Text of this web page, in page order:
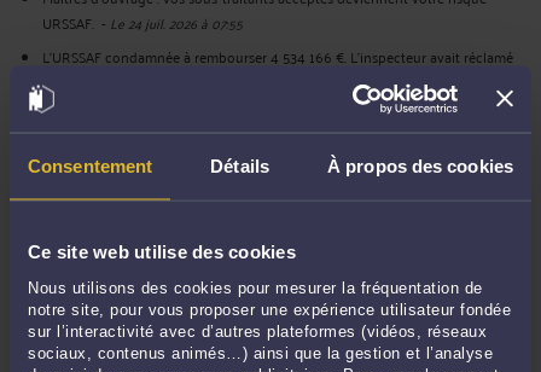
Consentement Détails À propos des cookies
Ce site web utilise des cookies
Nous utilisons des cookies pour mesurer la fréquentation de
notre site, pour vous proposer une expérience utilisateur fondée
sur l’interactivité avec d’autres plateformes (vidéos, réseaux
sociaux, contenus animés…) ainsi que la gestion et l’analyse
URSSAF. - Le 24 juil. 2026 à 07:55
L'URSSAF condamnée à rembourser 4 534 166 €. L'inspecteur avait réclamé
les pièces du contrôle à trois salariées — sans mandat de l'employeur.
juil. 2026 à 13:05
Vous n'avez pas signé le recommandé de votre mise en demeure URSSAF ?-
Le 22 juil. 2026 à 12:07
L’URSSAF peut vous devoir de l’argent — sans jamais vous le dire.-Le 21 juil.
Vos justificatifs URSSAF ont une date de péremption. Passé la période
contradictoire, certains ne franchissent plus la porte du tribunal.-Le 21 juil.
2026 à 16:35
Il paraît que j'extrais "l'élixir".-Le 15 juil. 2026 à 17:08